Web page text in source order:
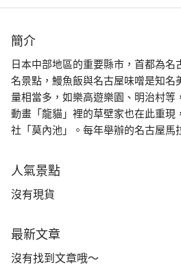
簡介
日本中部地區的重要縣市，首都為名
名景點，鰻魚飯與名古屋味噌是知名
量相當多，如樂高遊樂園、明治村等
動畫「龍貓」裡的草壁家也在此重現
社「莫內池」。每年舉辦的名古屋馬
人氣景點
沒有現貨
最新文章
沒有找到文章哦～